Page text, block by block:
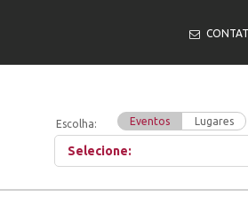
Escolha: Eventos Lugares
Selecione: